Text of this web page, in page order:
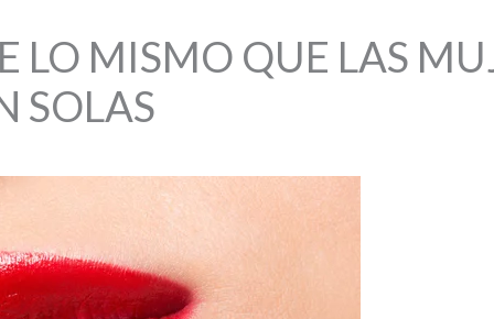
LO MISMO QUE LAS
SOLAS